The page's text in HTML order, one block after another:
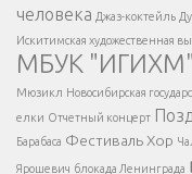
Написать
</button >
</div >
человека Джаз-коктейль
Искитимская художественная
МБУК "ИГИХМ"
Мюзикл Новосибирская
елки Отчетный концерт
Барабаса Фестиваль Хор
Ярошевич блокада Ленинграда